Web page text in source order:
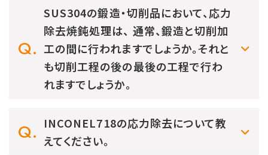
SUS304の鍛造・切削品において、応力
除去焼鈍処理は、 通常、鍛造と切削加
工の間に行われますでしょうか。それと
も切削工程の後の最後の工程で行わ
れますでしょうか。
INCONEL718の応力除去について教
えてください。